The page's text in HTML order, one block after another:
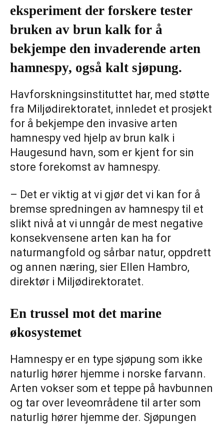
eksperiment der forskere tester
bruken av brun kalk for å
bekjempe den invaderende arten
hamnespy, også kalt sjøpung.
Havforskningsinstituttet har, med støtte
fra Miljødirektoratet, innledet et prosjekt
for å bekjempe den invasive arten
hamnespy ved hjelp av brun kalk i
Haugesund havn, som er kjent for sin
store forekomst av hamnespy.
– Det er viktig at vi gjør det vi kan for å
bremse spredningen av hamnespy til et
slikt nivå at vi unngår de mest negative
konsekvensene arten kan ha for
naturmangfold og sårbar natur, oppdrett
og annen næring, sier Ellen Hambro,
direktør i Miljødirektoratet.
En trussel mot det marine
økosystemet
Hamnespy er en type sjøpung som ikke
naturlig hører hjemme i norske farvann.
Arten vokser som et teppe på havbunnen
og tar over leveområdene til arter som
naturlig hører hjemme der. Sjøpungen